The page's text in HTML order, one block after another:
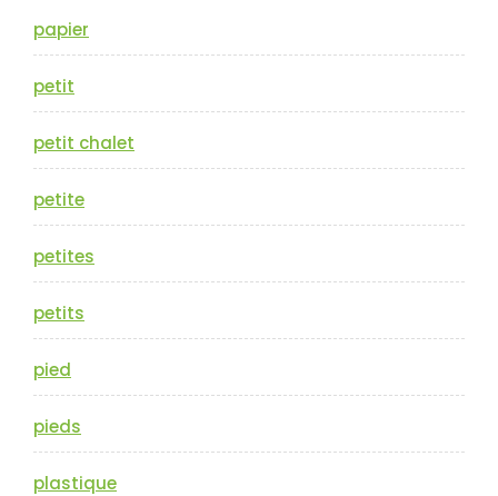
papier
petit
petit chalet
petite
petites
petits
pied
pieds
plastique